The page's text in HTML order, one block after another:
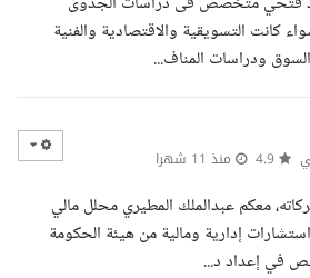
كانت التسويقية والاقتصادية والفنية
ودراسات المناف...
منذ 11 شهرا
معكم عبدالملك المطيري محلل مالي
إدارية ومالية من هيئة الحكومة
في إعداد د...